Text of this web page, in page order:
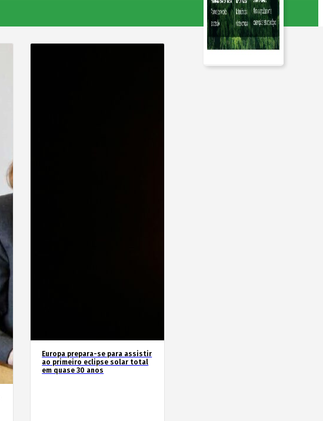
Europa prepara-se para assistir
ao primeiro eclipse solar total
em quase 30 anos